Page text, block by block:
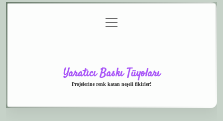
menüyü
aç
Yaratıcı Baskı Tüyoları
Projelerine renk katan neşeli fikirler!